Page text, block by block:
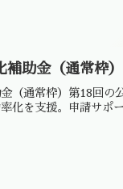
補助金（通常枠
（通常枠）第18回の
化を支援。申請サポ